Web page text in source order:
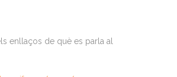
enllaços de què es parla al